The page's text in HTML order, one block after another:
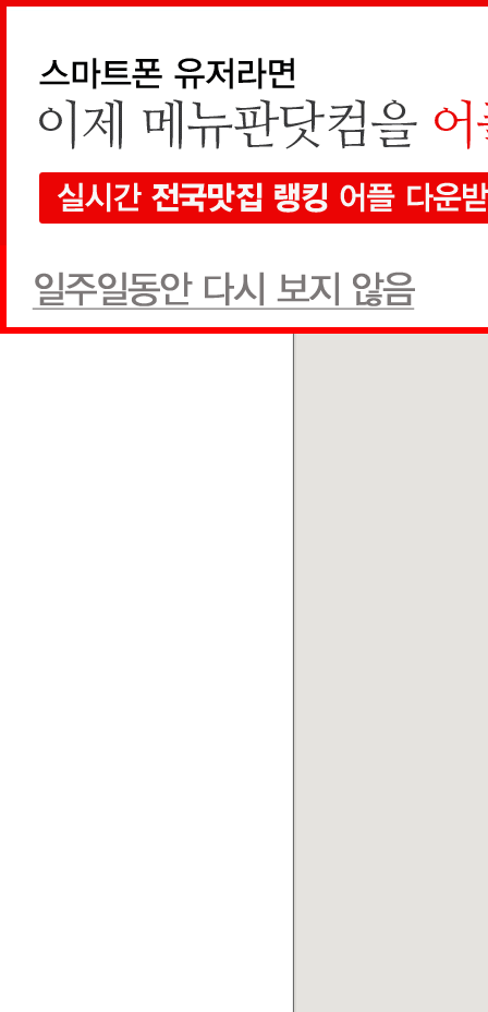
현재 지도에서 검색
음식점1개 검색
전체 상호순 추천글순 쿠폰순
(031) 889-3736
추천글2 쿠폰 0
지역검색 선택하세요